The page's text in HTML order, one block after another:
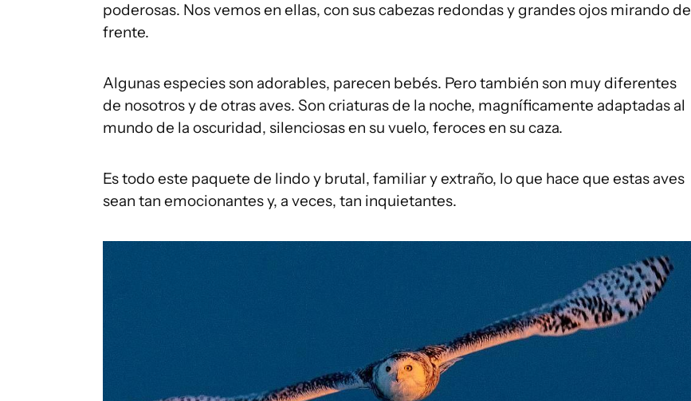
poderosas. Nos vemos en ellas, con sus cabezas redondas y grandes ojos mirando de
frente.
Algunas especies son adorables, parecen bebés. Pero también son muy diferentes
de nosotros y de otras aves. Son criaturas de la noche, magníficamente adaptadas al
mundo de la oscuridad, silenciosas en su vuelo, feroces en su caza.
Es todo este paquete de lindo y brutal, familiar y extraño, lo que hace que estas aves
sean tan emocionantes y, a veces, tan inquietantes.